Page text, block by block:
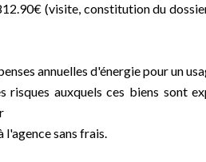
(visite, constitution du
annuelles d'énergie pour un
risques auxquels ces biens sont
l'agence sans frais.